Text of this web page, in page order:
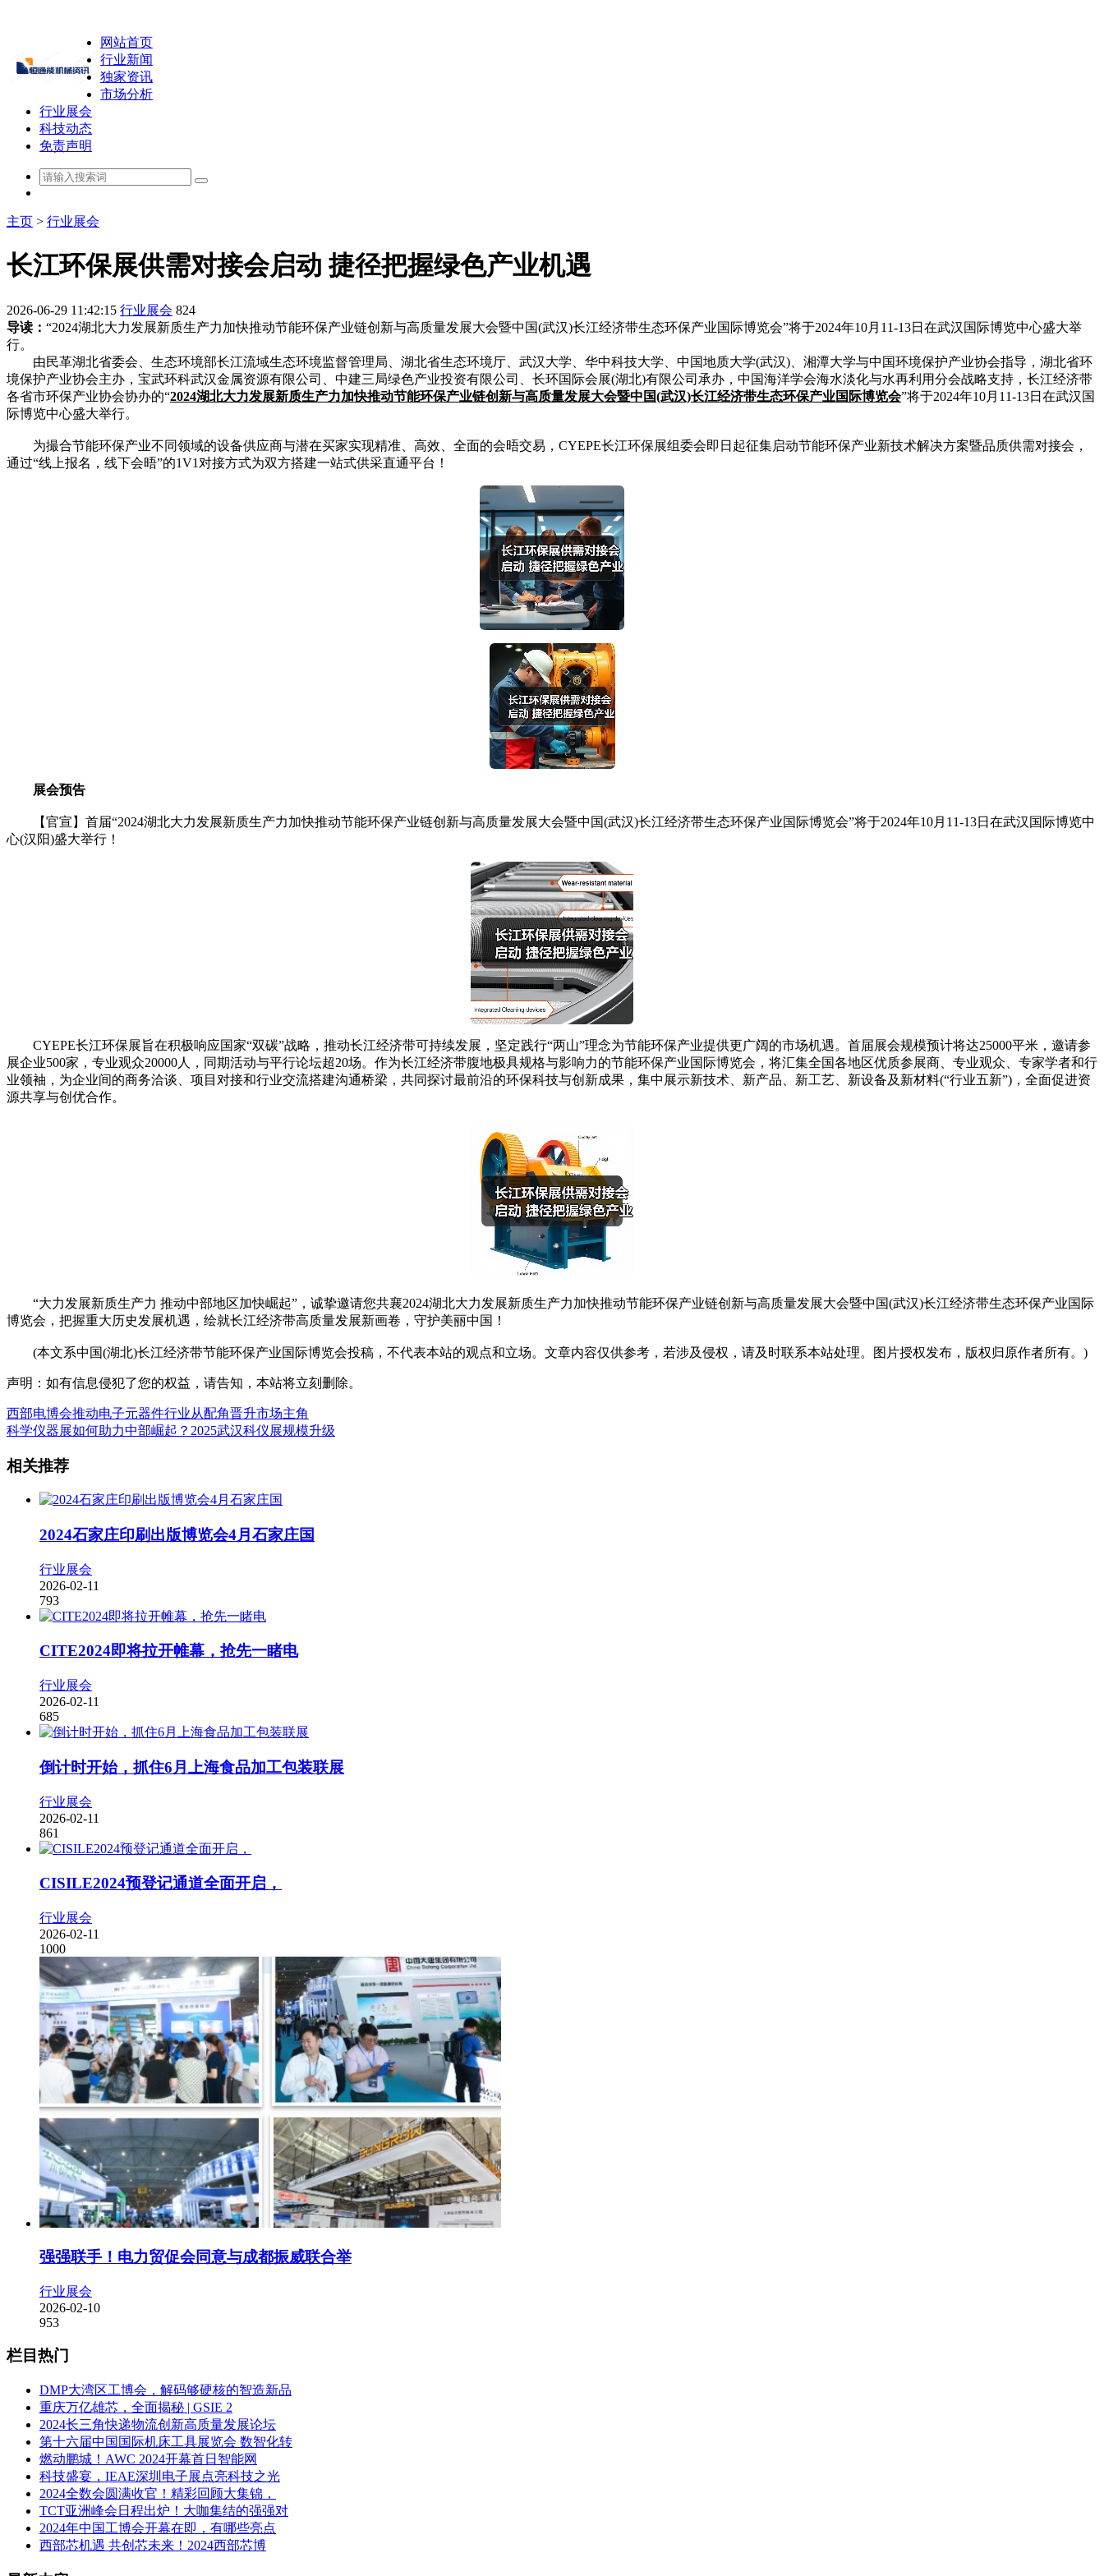
网站首页
行业新闻
独家资讯
市场分析
行业展会
科技动态
免责声明
主页 > 行业展会
长江环保展供需对接会启动 捷径把握绿色产业机遇
2026-06-29 11:42:15 行业展会 824
导读： “2024湖北大力发展新质生产力加快推动节能环保产业链创新与高质量发展大会暨中国(武汉)长江经济带生态环保产业国际博览会”将于2024年10月11-13日在武汉国际博览中心盛大举
行。
由民革湖北省委会、生态环境部长江流域生态环境监督管理局、湖北省生态环境厅、武汉大学、华中科技大学、中国地质大学(武汉)、湘潭大学与中国环境保护产业协会指导，湖北省环
境保护产业协会主办，宝武环科武汉金属资源有限公司、中建三局绿色产业投资有限公司、长环国际会展(湖北)有限公司承办，中国海洋学会海水淡化与水再利用分会战略支持，长江经济带
各省市环保产业协会协办的“2024湖北大力发展新质生产力加快推动节能环保产业链创新与高质量发展大会暨中国(武汉)长江经济带生态环保产业国际博览会”将于2024年10月11-13日在武汉国
际博览中心盛大举行。
为撮合节能环保产业不同领域的设备供应商与潜在买家实现精准、高效、全面的会晤交易，CYEPE长江环保展组委会即日起征集启动节能环保产业新技术解决方案暨品质供需对接会，
通过“线上报名，线下会晤”的1V1对接方式为双方搭建一站式供采直通平台！
展会预告
【官宣】首届“2024湖北大力发展新质生产力加快推动节能环保产业链创新与高质量发展大会暨中国(武汉)长江经济带生态环保产业国际博览会”将于2024年10月11-13日在武汉国际博览中
心(汉阳)盛大举行！
CYEPE长江环保展旨在积极响应国家“双碳”战略，推动长江经济带可持续发展，坚定践行“两山”理念为节能环保产业提供更广阔的市场机遇。首届展会规模预计将达25000平米，邀请参
展企业500家，专业观众20000人，同期活动与平行论坛超20场。作为长江经济带腹地极具规格与影响力的节能环保产业国际博览会，将汇集全国各地区优质参展商、专业观众、专家学者和行
业领袖，为企业间的商务洽谈、项目对接和行业交流搭建沟通桥梁，共同探讨最前沿的环保科技与创新成果，集中展示新技术、新产品、新工艺、新设备及新材料(“行业五新”)，全面促进资
源共享与创优合作。
“大力发展新质生产力 推动中部地区加快崛起”，诚挚邀请您共襄2024湖北大力发展新质生产力加快推动节能环保产业链创新与高质量发展大会暨中国(武汉)长江经济带生态环保产业国际
博览会，把握重大历史发展机遇，绘就长江经济带高质量发展新画卷，守护美丽中国！
(本文系中国(湖北)长江经济带节能环保产业国际博览会投稿，不代表本站的观点和立场。文章内容仅供参考，若涉及侵权，请及时联系本站处理。图片授权发布，版权归原作者所有。)
声明：如有信息侵犯了您的权益，请告知，本站将立刻删除。
西部电博会推动电子元器件行业从配角晋升市场主角
科学仪器展如何助力中部崛起？2025武汉科仪展规模升级
相关推荐
2024石家庄印刷出版博览会4月石家庄国
行业展会
2026-02-11
793
CITE2024即将拉开帷幕，抢先一睹电
行业展会
2026-02-11
685
倒计时开始，抓住6月上海食品加工包装联展
行业展会
2026-02-11
861
CISILE2024预登记通道全面开启，
行业展会
2026-02-11
1000
强强联手！电力贸促会同意与成都振威联合举
行业展会
2026-02-10
953
栏目热门
DMP大湾区工博会，解码够硬核的智造新品
重庆万亿雄芯，全面揭秘 | GSIE 2
2024长三角快递物流创新高质量发展论坛
第十六届中国国际机床工具展览会 数智化转
燃动鹏城！AWC 2024开幕首日智能网
科技盛宴，IEAE深圳电子展点亮科技之光
2024全数会圆满收官！精彩回顾大集锦，
TCT亚洲峰会日程出炉！大咖集结的强强对
2024年中国工博会开幕在即，有哪些亮点
西部芯机遇 共创芯未来！2024西部芯博